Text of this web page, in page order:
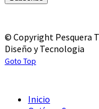
© Copyright Pesquera
Diseño y Tecnologia
Goto Top
Inicio